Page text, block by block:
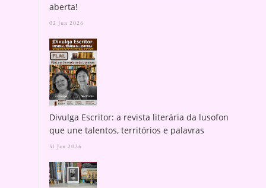
aberta!
02 Jun 2026
Divulga Escritor: a revista literária da lusofonia
que une talentos, territórios e palavras
31 Jan 2026